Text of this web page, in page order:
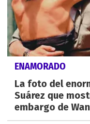
ENAMORADO
La foto del
Suárez que
embargo de